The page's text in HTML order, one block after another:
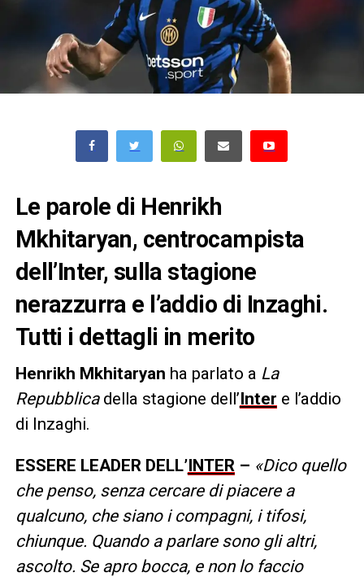
Le parole di Henrikh
Mkhitaryan, centrocampista
dell’Inter, sulla stagione
nerazzurra e l’addio di Inzaghi.
Tutti i dettagli in merito
Henrikh Mkhitaryan ha parlato a La
Repubblicadella stagione dell’Inter e l’addio
di Inzaghi.
ESSERE LEADER DELL’INTER – «Dico quello
che penso, senza cercare di piacere a
qualcuno, che siano i compagni, i tifosi,
chiunque. Quando a parlare sono gli altri,
ascolto. Se apro bocca, e non lo faccio